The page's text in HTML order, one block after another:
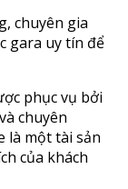
chuyên gia
gara uy tín để
phục vụ bởi
chuyên
là một tài sản
của khách